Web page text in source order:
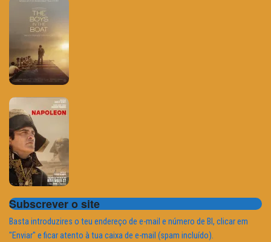
Subscrever o site
Basta introduzires o teu endereço de e-mail e número de BI, clicar em
"Enviar" e ficar atento à tua caixa de e-mail (spam incluído).